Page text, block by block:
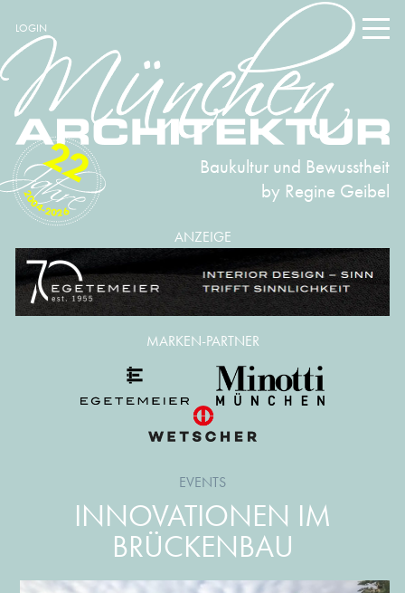
LOGIN
Baukultur und Bewusstheit
by Regine Geibel
2004-2026
22
ANZEIGE
EVENTS
INNOVATIONEN IM
BRÜCKENBAU